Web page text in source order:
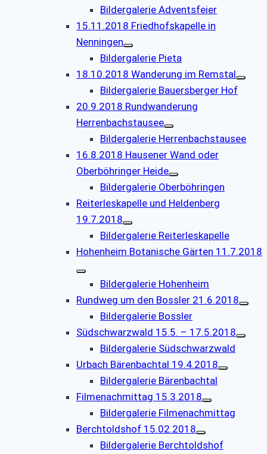
Bildergalerie Adventsfeier
15.11.2018 Friedhofskapelle in
Nenningen
Bildergalerie Pieta
18.10.2018 Wanderung im Remstal
Bildergalerie Bauersberger Hof
20.9.2018 Rundwanderung
Herrenbachstausee
Bildergalerie Herrenbachstausee
16.8.2018 Hausener Wand oder
Oberböhringer Heide
Bildergalerie Oberböhringen
Reiterleskapelle und Heldenberg
19.7.2018
Bildergalerie Reiterleskapelle
Hohenheim Botanische Gärten 11.7.2018
Bildergalerie Hohenheim
Rundweg um den Bossler 21.6.2018
Bildergalerie Bossler
Südschwarzwald 15.5. – 17.5.2018
Bildergalerie Südschwarzwald
Urbach Bärenbachtal 19.4.2018
Bildergalerie Bärenbachtal
Filmenachmittag 15.3.2018
Bildergalerie Filmenachmittag
Berchtoldshof 15.02.2018
Bildergalerie Berchtoldshof